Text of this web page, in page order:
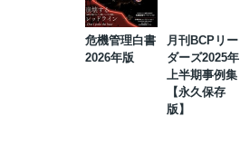
危機管理白書
2026年版
月刊BCPリー
ダーズ2025年
上半期事例集
【永久保存
版】